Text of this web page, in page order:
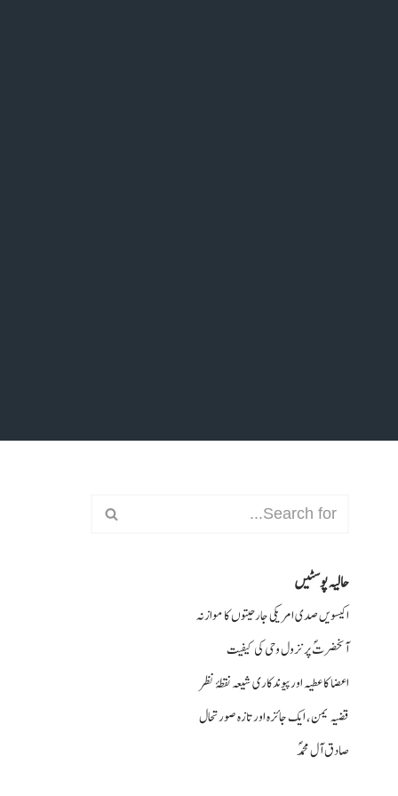
حالیہ پوسٹیں
اکیسویں صدی امریکی جارحیتوں کا موازنہ
آنحضرتؐ پر نزول وحی کی کیفیت
اعضا کا عطیہ اورپیوندکاری شیعہ نقطۂ نظر
قضیہ یمن، ایک جائزہ اور تازہ صورتحال
صادق آل محمدؐ